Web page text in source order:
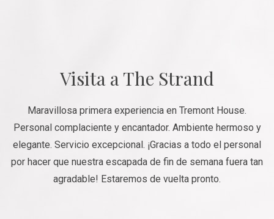
Visita a The Strand
Maravillosa primera experiencia en Tremont House.
Personal complaciente y encantador. Ambiente hermoso y
elegante. Servicio excepcional. ¡Gracias a todo el personal
por hacer que nuestra escapada de fin de semana fuera tan
agradable! Estaremos de vuelta pronto.